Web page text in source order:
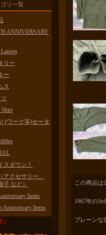
リ一覧
ANNIVERSARY
リー
ー
ス
Shirt
(ワーク等)セータ
スダウン！
アクセサリー、
子 など）
Items
Anniversary Items
」
この商品は
1967年の
プレーンな